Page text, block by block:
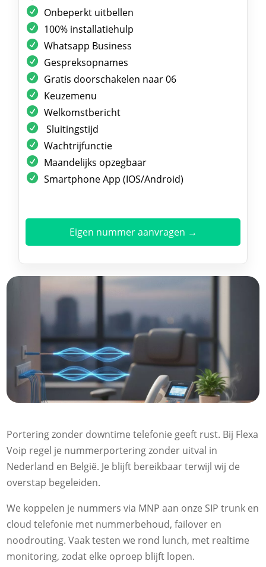
Onbeperkt uitbellen
100% installatiehulp
Whatsapp Business
Gespreksopnames
Gratis doorschakelen naar 06
Keuzemenu
Welkomstbericht
Sluitingstijd
Wachtrijfunctie
Maandelijks opzegbaar
Smartphone App (IOS/Android)
Eigen nummer aanvragen →
Portering zonder downtime telefonie geeft rust. Bij Flexa
Voip regel je nummerportering zonder uitval in
Nederland en België. Je blijft bereikbaar terwijl wij de
overstap begeleiden.
We koppelen je nummers via MNP aan onze SIP trunk en
cloud telefonie met nummerbehoud, failover en
noodrouting. Vaak testen we rond lunch, met realtime
monitoring, zodat elke oproep blijft lopen.